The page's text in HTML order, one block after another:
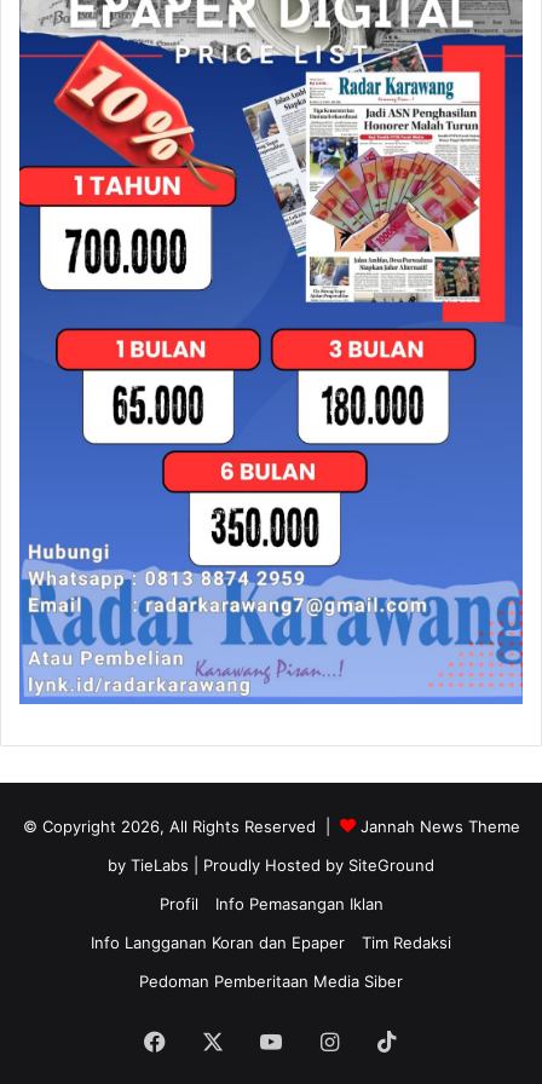
© Copyright 2026, All Rights Reserved |
Jannah News Theme
by TieLabs | Proudly Hosted by SiteGround
Profil
Info Pemasangan Iklan
Info Langganan Koran dan Epaper
Tim Redaksi
Pedoman Pemberitaan Media Siber
Facebook YouTubeInstagram